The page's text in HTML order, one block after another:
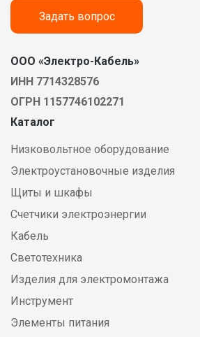
Задать вопрос
ООО «Электро-Кабель»
ИНН 7714328576
ОГРН 1157746102271
Каталог
Низковольтное оборудование
Электроустановочные изделия
Щиты и шкафы
Счетчики электроэнергии
Кабель
Светотехника
Изделия для электромонтажа
Инструмент
Элементы питания